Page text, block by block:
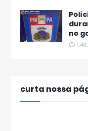
no
curta nossa